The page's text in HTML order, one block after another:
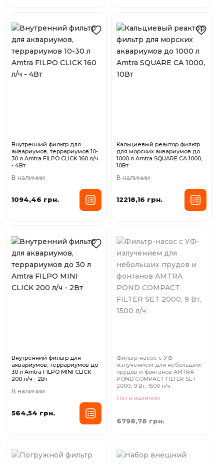
Внутренний фильтр для
аквариумов, террариумов 10-
30 л Amtra FILPO CLICK 160 л/ч
- 4Вт
В наличии
1094,46 грн.
Кальциевый реактор фильтр
для морских аквариумов до
1000 л Amtra SQUARE CA 1000,
10Вт
В наличии
12218,16 грн.
Внутренний фильтр для
аквариумов, террариумов до
30 л Amtra FILPO MINI CLICK
200 л/ч - 2Вт
В наличии
564,54 грн.
Фильтр-насос с УФ-
излучением для небольших
прудов и фонтанов AMTRA
POND COMPACT FILTER SET
2000, 9 Вт, 1500 л/ч
Нет в наличии
6798,78 грн.